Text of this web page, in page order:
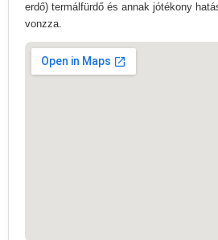
erdő) termálfürdő és annak jótékony
vonzza.